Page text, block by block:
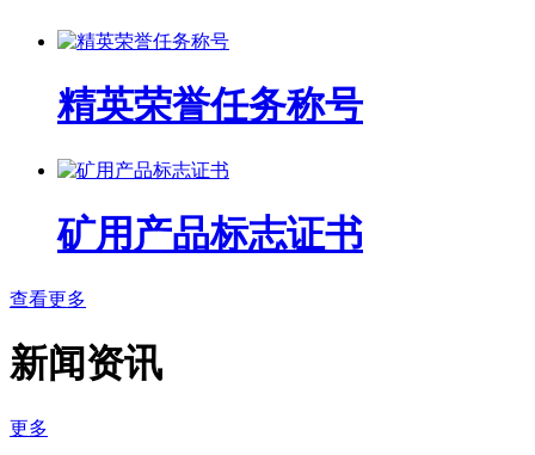
精英荣誉任务称号
矿用产品标志证书
查看更多
新闻资讯
更多